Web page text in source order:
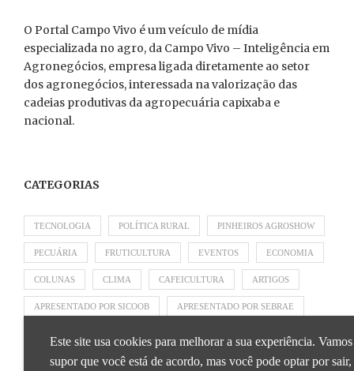
O Portal Campo Vivo é um veículo de mídia
especializada no agro, da Campo Vivo – Inteligência em
Agronegócios, empresa ligada diretamente ao setor
dos agronegócios, interessada na valorização das
cadeias produtivas da agropecuária capixaba e
nacional.
CATEGORIAS
TECNOLOGIA POLÍTICA RURAL PINHEIROS AGROSHOW
PECUÁRIA FRUTICULTURA EVENTOS ECONOMIA
COLUNAS CLIMA CAFEICULTURA ARTIGOS
APRESENTADO POR SICOOB APRESENTADO POR SEBRAE
Este site usa cookies para melhorar a sua experiência. Vamos
supor que você está de acordo, mas você pode optar por sair,